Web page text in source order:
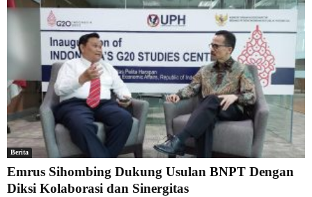
Berita
Emrus Sihombing Dukung Usulan BNPT Dengan
Diksi Kolaborasi dan Sinergitas